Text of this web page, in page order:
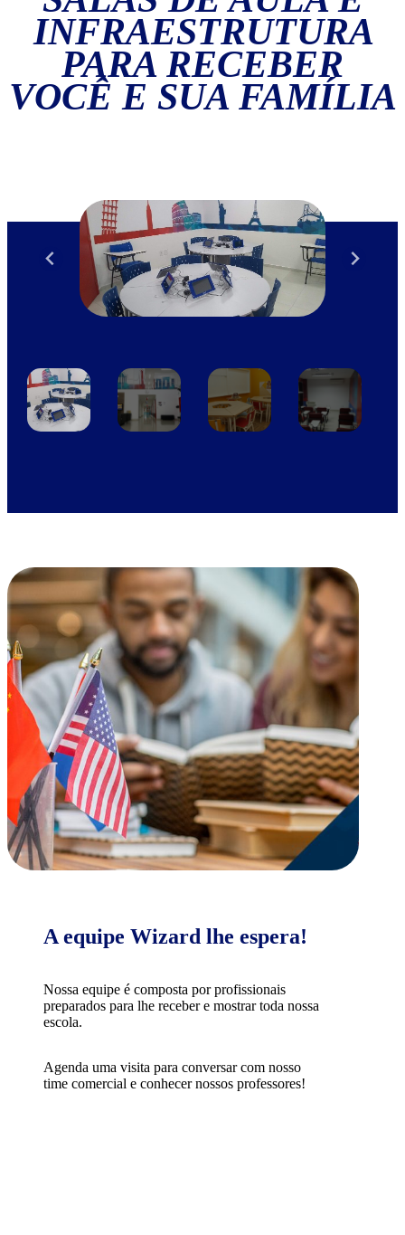
INFRAESTRUTURA
PARA RECEBER
VOCÊ E SUA FAMÍLIA
A equipe Wizard lhe espera!
Nossa equipe é composta por profissionais
preparados para lhe receber e mostrar toda nossa
escola.
Agenda uma visita para conversar com nosso
time comercial e conhecer nossos professores!